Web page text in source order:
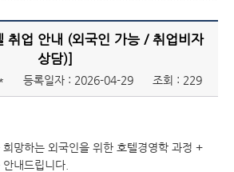
취업 안내 (외국인 가능 / 취업비자
상담)]
등록일자 : 2026-04-29 조회 : 229
망하는 외국인을 위한 호텔경영학 과정 +
내드립니다.